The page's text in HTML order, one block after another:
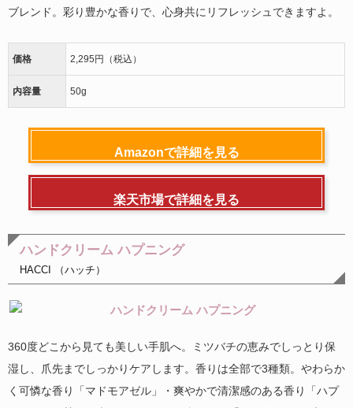
ブレンド。彩り豊かな香りで、心身共にリフレッシュできますよ。
価格 2,295円（税込）
内容量 50g
Amazonで詳細を見る
楽天市場で詳細を見る
ハンドクリーム ハプニング
HACCI （ハッチ）
360度どこから見ても美しい手肌へ。ミツバチの恵みでしっとり保
湿し、爪先までしっかりケアします。香りは全部で3種類。やわらか
く可憐な香り「マドモアゼル」・爽やかで清潔感のある香り「ハプ